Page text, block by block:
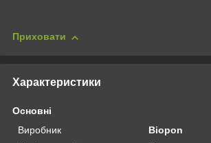
Приховати
Характеристики
Основні
Виробник
Biopon